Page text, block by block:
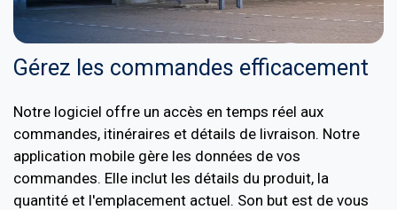
Gérez les commandes efficacement
Notre logiciel offre un accès en temps réel aux
commandes, itinéraires et détails de livraison. Notre
application mobile gère les données de vos
commandes. Elle inclut les détails du produit, la
quantité et l'emplacement actuel. Son but est de vous